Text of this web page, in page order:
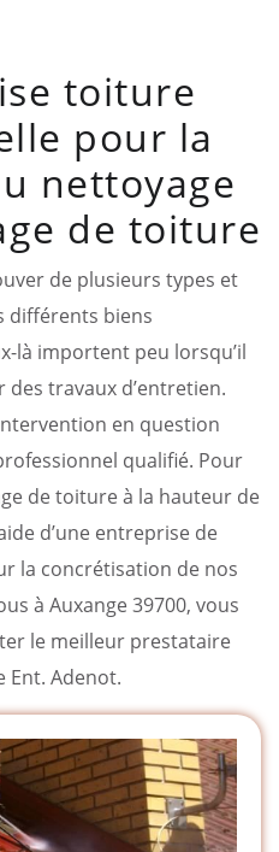
toiture
pour la
nettoyage
de toiture
de plusieurs types et
différents biens
là importent peu lorsqu’il
travaux d’entretien.
en question
qualifié. Pour
de toiture à la hauteur de
d’une entreprise de
la concrétisation de nos
à Auxange 39700, vous
le meilleur prestataire
Ent. Adenot.